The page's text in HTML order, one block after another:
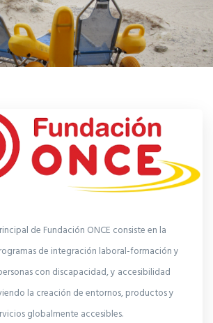
de Fundación ONCE consiste en la
de integración laboral-formación y
con discapacidad, y accesibilidad
la creación de entornos, productos y
globalmente accesibles.